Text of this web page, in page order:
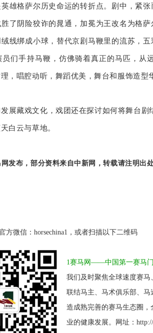
雄格萨尔历史命运的转折点。剧中，紧
了阴险狡诈的晁通，加冕为王改名为格
线绑成小球，替代京剧马鞭里的流苏，
们手持马鞭，仿佛骑着真正的马匹，
，唱腔动听，舞蹈优美，舞台和服饰造型
展藏戏文化，戏团还在探讨如何将舞台
白云与草地。
发布，部分资料来自中新网，转载请注明出
方微信：horsechina1，或者扫描以下二维码
1赛马网——中国第一赛马
我们及时聚焦全球速度赛
联结马主、马术俱乐部、
造成熟完善的赛马生态圈
业的健康发展。网址：http://